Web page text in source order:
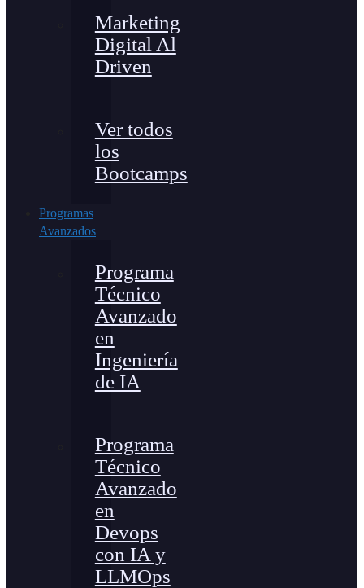
Marketing
Digital Al
Driven
Ver todos
los
Bootcamps
Programas
Avanzados
Programa
Técnico
Avanzado
en
Ingeniería
de IA
Programa
Técnico
Avanzado
en
Devops
con IA y
LLMOps